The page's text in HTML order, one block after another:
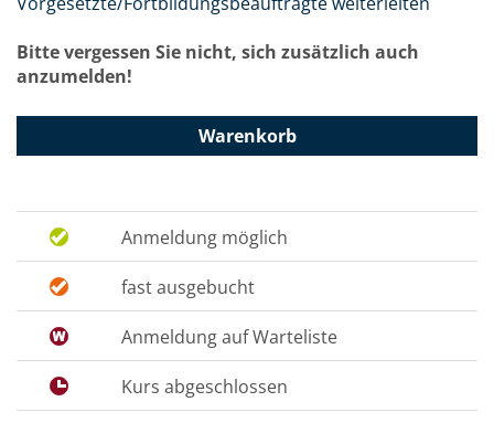
Bitte vergessen Sie nicht, sich zusätzlich auch
anzumelden!
Warenkorb
Anmeldung möglich
fast ausgebucht
Anmeldung auf Warteliste
Kurs abgeschlossen